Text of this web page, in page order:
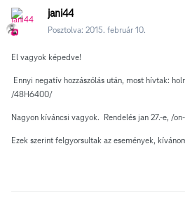
jani44
Posztolva: 2015. február 10.
El vagyok képedve!
Ennyi negatív hozzászólás után, most hívtak:
/48H6400/
Nagyon kíváncsi vagyok. Rendelés jan 27.-e, /
Ezek szerint felgyorsultak az események,